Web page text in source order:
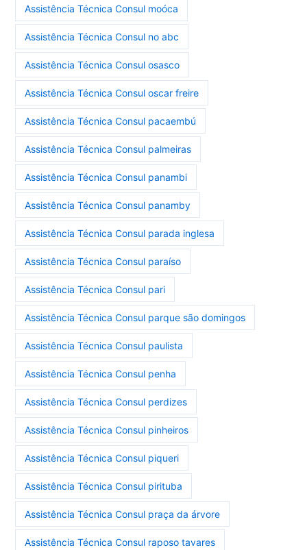
Assistência Técnica Consul moóca
Assistência Técnica Consul no abc
Assistência Técnica Consul osasco
Assistência Técnica Consul oscar freire
Assistência Técnica Consul pacaembú
Assistência Técnica Consul palmeiras
Assistência Técnica Consul panambi
Assistência Técnica Consul panamby
Assistência Técnica Consul parada inglesa
Assistência Técnica Consul paraíso
Assistência Técnica Consul pari
Assistência Técnica Consul parque são domingos
Assistência Técnica Consul paulista
Assistência Técnica Consul penha
Assistência Técnica Consul perdizes
Assistência Técnica Consul pinheiros
Assistência Técnica Consul piqueri
Assistência Técnica Consul pirituba
Assistência Técnica Consul praça da árvore
Assistência Técnica Consul raposo tavares